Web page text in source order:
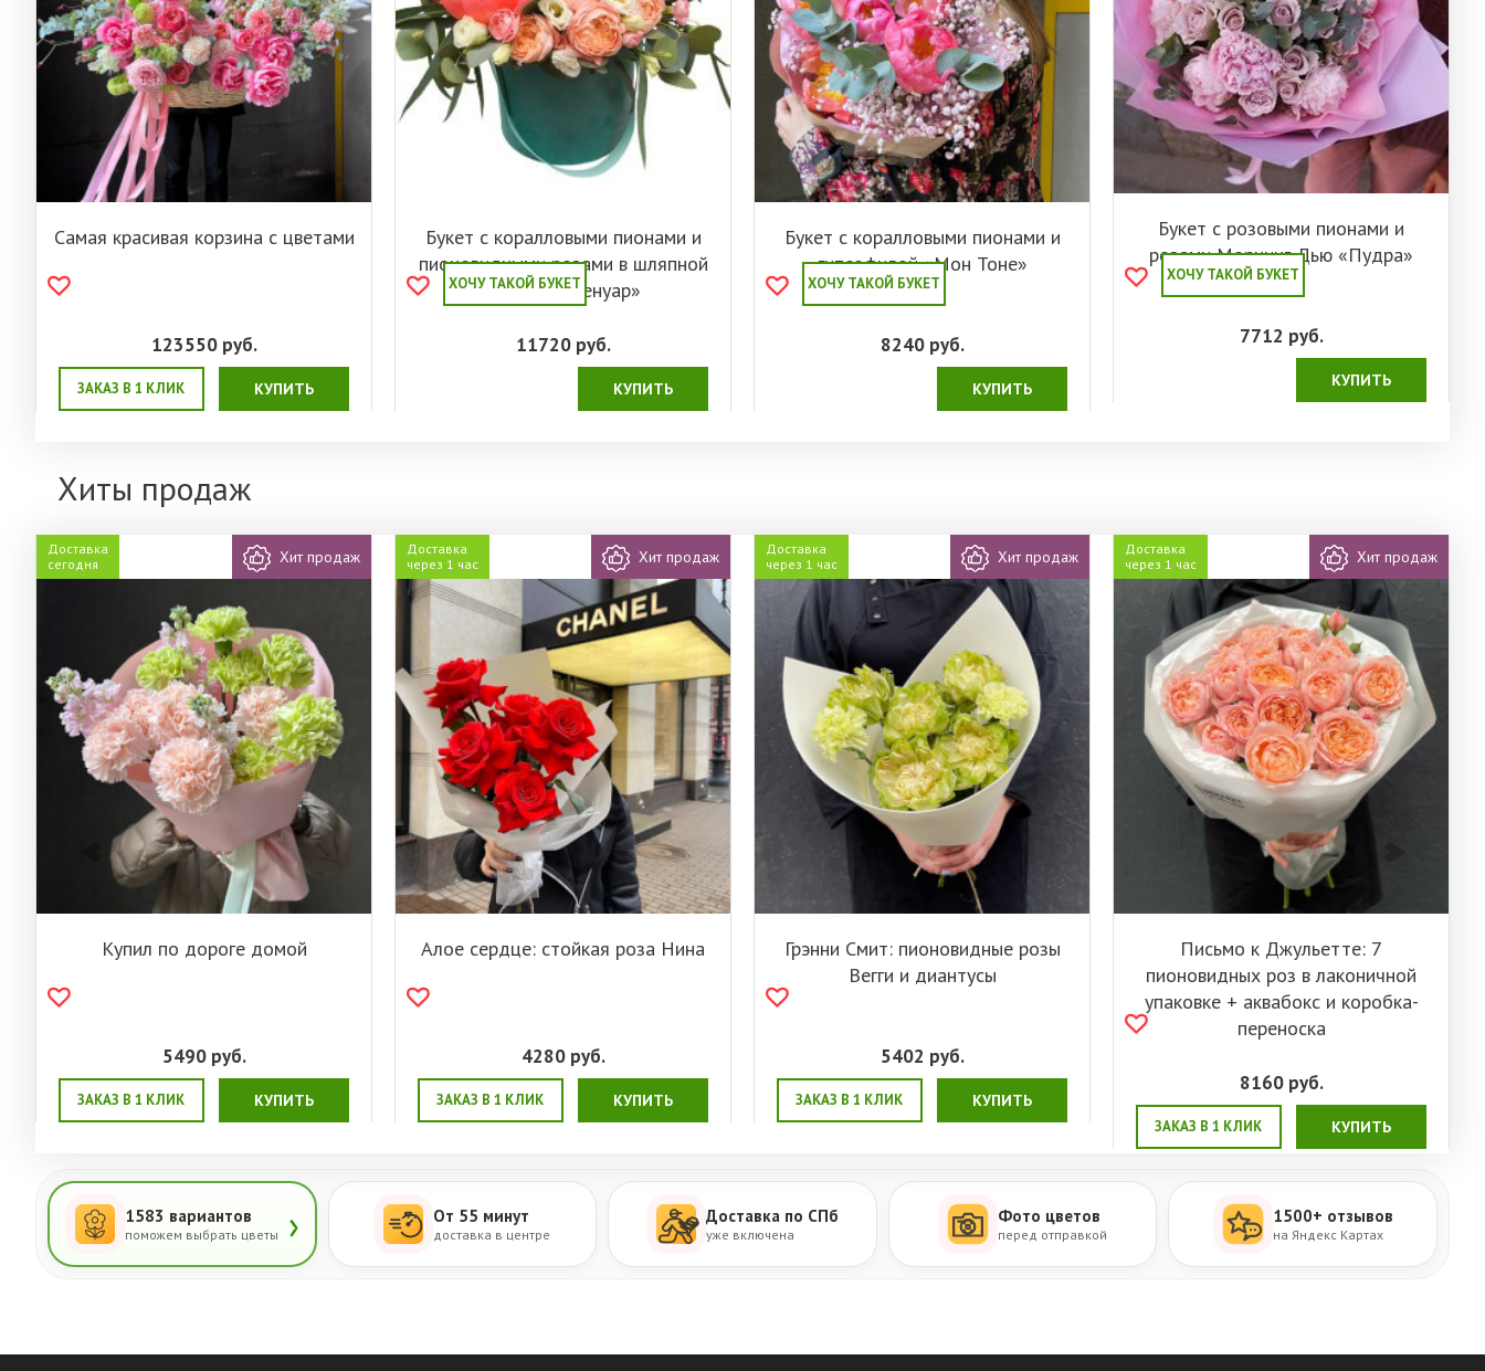
Самая красивая корзина с цветами
123550руб.
ЗАКАЗ В 1 КЛИК КУПИТЬ
Букет с коралловыми пионами и
пионовидными розами в шляпной
коробке «Ренуар»
11720руб.
ХОЧУ ТАКОЙ БУКЕТ
КУПИТЬ
Букет с коралловыми пионами и
гипсофилой «Мон Тоне»
8240руб.
ХОЧУ ТАКОЙ БУКЕТ
КУПИТЬ
Букет с розовыми пионами и
розами Морнинг Дью «Пудра»
7712 руб.
ХОЧУ ТАКОЙ БУКЕТ
КУПИТЬ
Хиты продаж
Доставка
сегодня
Хит продаж
Купил по дороге домой
5490руб.
ЗАКАЗ В 1 КЛИК КУПИТЬ
Доставка
через 1 час
Хит продаж
Алое сердце: стойкая роза Нина
4280руб.
ЗАКАЗ В 1 КЛИК КУПИТЬ
Доставка
через 1 час
Хит продаж
Грэнни Смит: пионовидные розы
Вегги и диантусы
5402 руб.
ЗАКАЗ В 1 КЛИК КУПИТЬ
Доставка
через 1 час
Хит продаж
Письмо к Джульетте: 7
пионовидных роз в лаконичной
упаковке + аквабокс и коробка-
переноска
8160руб.
ЗАКАЗ В 1 КЛИК КУПИТЬ
1583 вариантов
поможем выбрать цветы › От 55 минут
доставка в центре
Доставка по СПб
уже включена
Фото цветов
перед отправкой
1500+ отзывов
на Яндекс Картах